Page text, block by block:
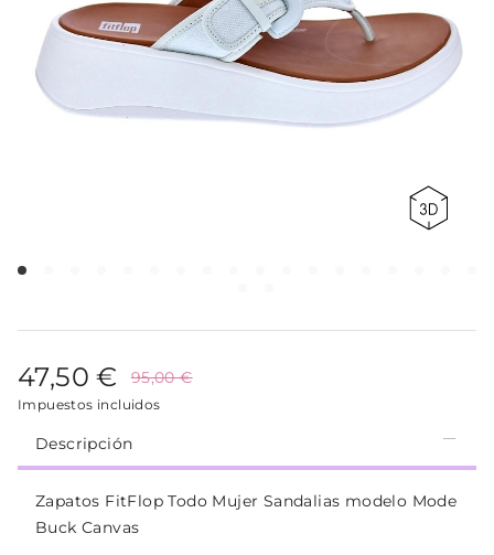
47,50 € 95,00 €
Impuestos incluidos
Descripción
Zapatos FitFlop Todo Mujer Sandalias modelo Mode
Buck Canvas